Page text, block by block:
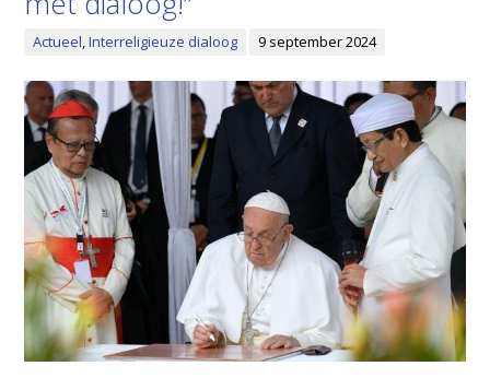
Actueel,Interreligieuze dialoog 9 september 2024